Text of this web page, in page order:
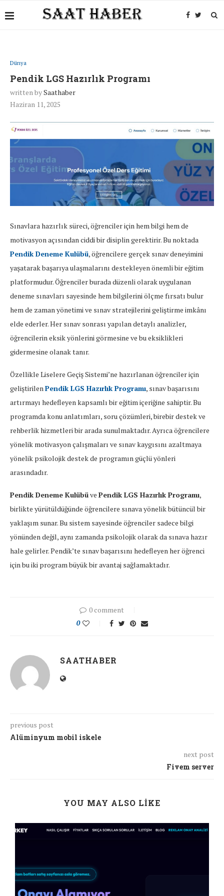
Dünya
Pendik LGS Hazırlık Programı
written bySaathaber
Haziran 11, 2025
Sınavlara hazırlık süreci, öğrenciler için hem bilgi hem de
motivasyon açısından ciddi bir disiplin gerektirir. Bu noktada
Pendik Deneme Kulübü, öğrencilere gerçek sınav deneyimini
yaşatarak başarıya ulaşmalarını destekleyen önemli bir eğitim
platformudur. Öğrenciler burada düzenli olarak uygulanan
deneme sınavları sayesinde hem bilgilerini ölçme fırsatı bulur
hem de zaman yönetimi ve sınav stratejilerini geliştirme imkânı
elde ederler. Her sınav sonrası yapılan detaylı analizler,
öğrencilerin eksik yönlerini görmesine ve bu eksiklikleri
gidermesine olanak tanır.
Özellikle Liselere Geçiş Sistemi’ne hazırlanan öğrenciler için
geliştirilenPendik LGS Hazırlık Programı, sınav başarısını
artırmayı hedefleyen kapsamlı bir eğitim içeriğine sahiptir. Bu
programda konu anlatımları, soru çözümleri, birebir destek ve
rehberlik hizmetleri bir arada sunulmaktadır. Ayrıca öğrencilere
yönelik motivasyon çalışmaları ve sınav kaygısını azaltmaya
yönelik psikolojik destek de programın güçlü yönleri
arasındadır.
Pendik Deneme Kulübüve Pendik LGS Hazırlık Programı,
birlikte yürütüldüğünde öğrencilere sınava yönelik bütüncül bir
yaklaşım sunar. Bu sistem sayesinde öğrenciler sadece bilgi
yönünden değil, aynı zamanda psikolojik olarak da sınava hazır
hale gelirler. Pendik’te sınav başarısını hedefleyen her öğrenci
için bu iki program büyük bir avantaj sağlamaktadır.
0 comment
0
SAATHABER
previous post
Alüminyum mobil iskele
next post
Fivem server
YOU MAY ALSO LIKE